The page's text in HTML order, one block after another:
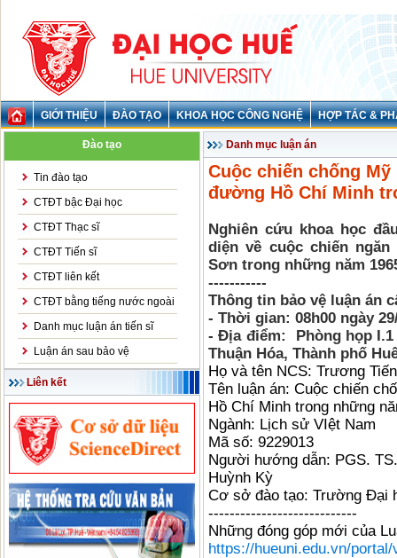
GIỚI THIỆU ĐÀO TẠO KHOA HỌC CÔNG NGHỆ HỢP TÁC &
Đào tạo
Tin đào tạo
CTĐT bậc Đại học
CTĐT Thạc sĩ
CTĐT Tiến sĩ
CTĐT liên kết
CTĐT bằng tiếng nước ngoài
Danh mục luận án tiến sĩ
Luận án sau bảo vệ
Liên kết
Danh mục luận án
Cuộc chiến chống
đường Hồ Chí Minh
Nghiên cứu khoa học
diện về cuộc chiến
Sơn trong những năm
-----------
Thông tin bảo vệ luận án
- Thời gian: 08h00 ngày
- Địa điểm: Phòng họp
Thuận Hóa, Thành phố
Họ và tên NCS: Trương
Tên luận án: Cuộc chiến
Hồ Chí Minh trong những
Ngành: Lịch sử VIệt Nam
Mã số: 9229013
Người hướng dẫn: PGS.
Huỳnh Kỳ
Cơ sở đào tạo: Trường Đại
----------------------------
Những đóng góp mới của
https://hueuni.edu.vn/portal/